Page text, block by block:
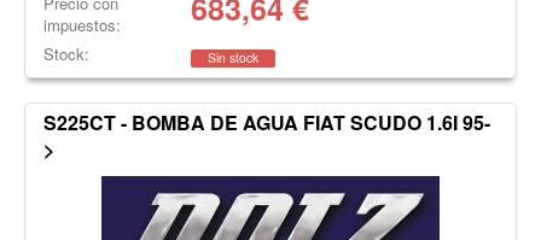
impuestos:
Stock: Sin stock
S225CT - BOMBA DE AGUA FIAT SCUDO 1.6I 95-
>